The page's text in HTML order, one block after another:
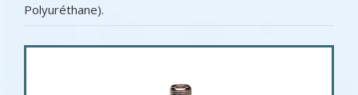
Polyuréthane).